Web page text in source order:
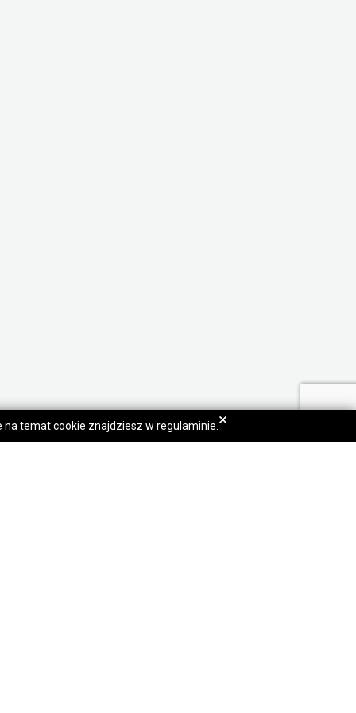
na temat cookie znajdziesz w regulaminie. ×